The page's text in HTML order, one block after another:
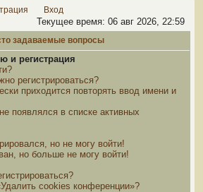
Вход
Текущее время: 06 авг 2026, 22:59
задаваемые вопросы
и регистрация
регистрироваться?
приходится повторять ввод имени и
появлялся в списке активных
но не могу войти!
но больше не могу войти!
cookies конференции»?